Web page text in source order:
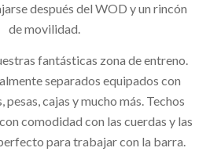
sedespués del WOD yun rincón
de movilidad.
fantásticas zona de entreno.
separados equipados con
pesas, cajas y mucho más. Techos
comodidad con las cuerdas y las
para trabajar con la barra